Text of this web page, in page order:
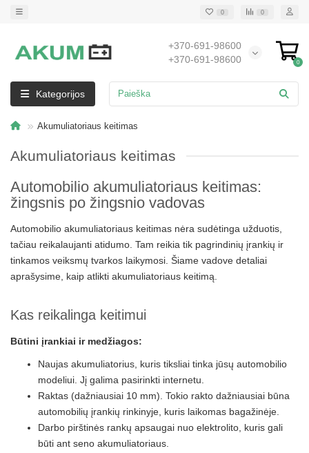
0 0
+370-691-98600
+370-691-98600
0
Kategorijos
Akumuliatoriaus keitimas
Akumuliatoriaus keitimas
Automobilio akumuliatoriaus keitimas:
žingsnis po žingsnio vadovas
Automobilio akumuliatoriaus keitimas nėra sudėtinga užduotis,
tačiau reikalaujanti atidumo. Tam reikia tik pagrindinių įrankių ir
tinkamos veiksmų tvarkos laikymosi. Šiame vadove detaliai
aprašysime, kaip atlikti akumuliatoriaus keitimą.
Kas reikalinga keitimui
Būtini įrankiai ir medžiagos:
Naujas akumuliatorius, kuris tiksliai tinka jūsų automobilio
modeliui. Jį galima pasirinkti internetu.
Raktas (dažniausiai 10 mm). Tokio rakto dažniausiai būna
automobilių įrankių rinkinyje, kuris laikomas bagažinėje.
Darbo pirštinės rankų apsaugai nuo elektrolito, kuris gali
būti ant seno akumuliatoriaus.